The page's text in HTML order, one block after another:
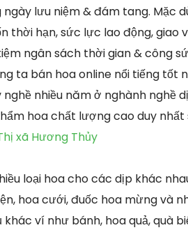
lưu niệm & đám tang. Mặc
thời hạn, sức lực lao động, giao
ngân sách thời gian & công
ta bán hoa online nổi tiếng tốt
nhiều năm ở nghành nghề
hoa chất lượng cao duy
xã Hương Thủy
loại hoa cho các dịp khác
hoa cưới, đuốc hoa mừng và
ví như bánh, hoa quả, quà